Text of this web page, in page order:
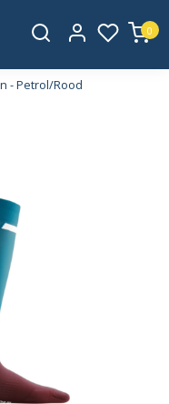
0
- Petrol/Rood